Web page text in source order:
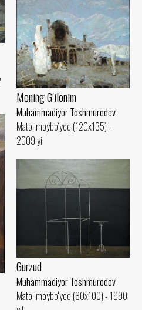
Mening G‘ilonim
Muhammadiyor Toshmurodov
Mato, moybo‘yoq (120x135) -
2009 yil
Gurzud
Muhammadiyor Toshmurodov
Mato, moybo‘yoq (80x100) - 1990